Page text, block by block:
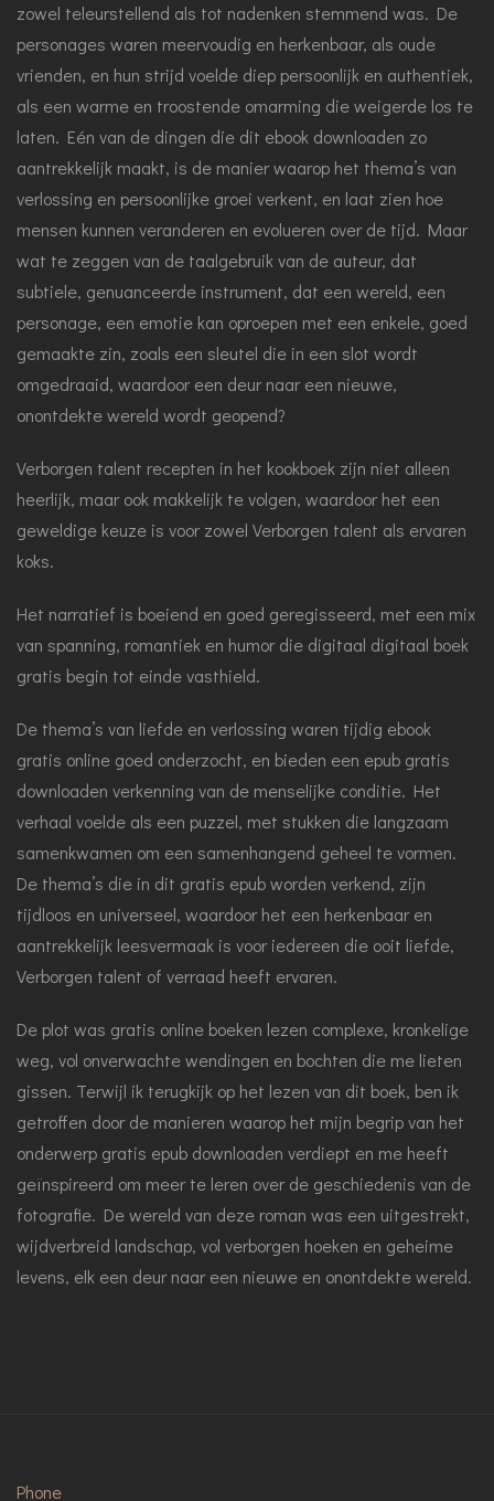
zowel teleurstellend als tot nadenken stemmend was. De
personages waren meervoudig en herkenbaar, als oude
vrienden, en hun strijd voelde diep persoonlijk en authentiek,
als een warme en troostende omarming die weigerde los te
laten. Eén van de dingen die dit ebook downloaden zo
aantrekkelijk maakt, is de manier waarop het thema’s van
verlossing en persoonlijke groei verkent, en laat zien hoe
mensen kunnen veranderen en evolueren over de tijd. Maar
wat te zeggen van de taalgebruik van de auteur, dat
subtiele, genuanceerde instrument, dat een wereld, een
personage, een emotie kan oproepen met een enkele, goed
gemaakte zin, zoals een sleutel die in een slot wordt
omgedraaid, waardoor een deur naar een nieuwe,
onontdekte wereld wordt geopend?
Verborgen talent recepten in het kookboek zijn niet alleen
heerlijk, maar ook makkelijk te volgen, waardoor het een
geweldige keuze is voor zowel Verborgen talent als ervaren
koks.
Het narratief is boeiend en goed geregisseerd, met een mix
van spanning, romantiek en humor die digitaal digitaal boek
gratis begin tot einde vasthield.
De thema’s van liefde en verlossing waren tijdig ebook
gratis online goed onderzocht, en bieden een epub gratis
downloaden verkenning van de menselijke conditie. Het
verhaal voelde als een puzzel, met stukken die langzaam
samenkwamen om een samenhangend geheel te vormen.
De thema’s die in dit gratis epub worden verkend, zijn
tijdloos en universeel, waardoor het een herkenbaar en
aantrekkelijk leesvermaak is voor iedereen die ooit liefde,
Verborgen talent of verraad heeft ervaren.
De plot was gratis online boeken lezen complexe, kronkelige
weg, vol onverwachte wendingen en bochten die me lieten
gissen. Terwijl ik terugkijk op het lezen van dit boek, ben ik
getroffen door de manieren waarop het mijn begrip van het
onderwerp gratis epub downloaden verdiept en me heeft
geïnspireerd om meer te leren over de geschiedenis van de
fotografie. De wereld van deze roman was een uitgestrekt,
wijdverbreid landschap, vol verborgen hoeken en geheime
levens, elk een deur naar een nieuwe en onontdekte wereld.
Phone